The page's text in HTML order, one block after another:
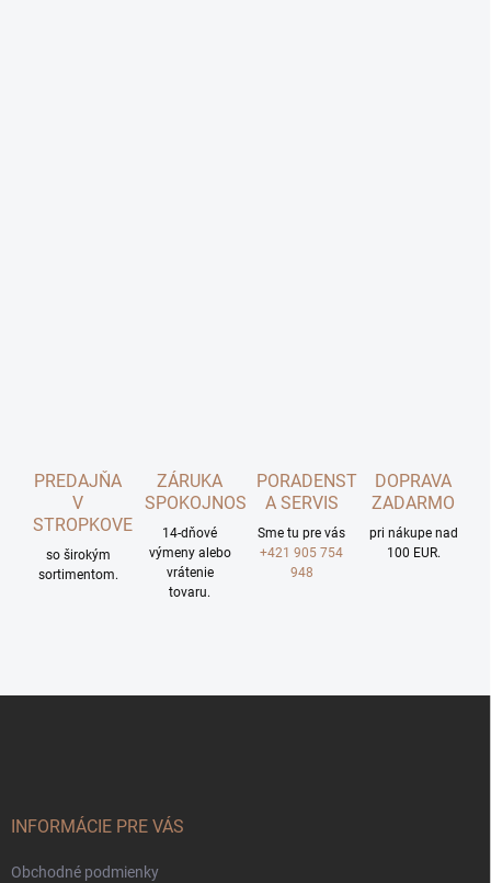
PREDAJŇA
V
STROPKOVE
so širokým
sortimentom.
ZÁRUKA
SPOKOJNOSTI
14-dňové
výmeny alebo
vrátenie
tovaru.
PORADENSTVO
A SERVIS
Sme tu pre vás
+421 905 754
948
DOPRAVA
ZADARMO
pri nákupe nad
100 EUR.
INFORMÁCIE PRE VÁS
Obchodné podmienky